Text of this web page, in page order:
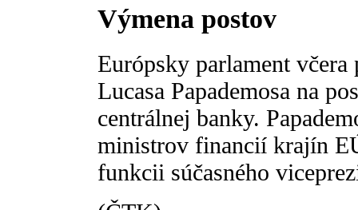
Výmena postov
Európsky parlament
Lucasa Papademosa na
centrálnej banky.
ministrov financií krajín
funkcii súčasného